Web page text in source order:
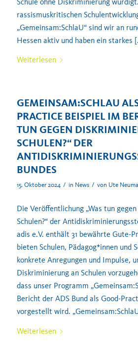
rassismuskritischen
„Gemeinsam:SchlaU“ sind wir an
Hessen aktiv und haben ein starkes
Weiterlesen
GEMEINSAM:SCHLAU
PRACTICE BEISPIEL IM
TUN GEGEN
SCHULEN?“ DER
BUNDES
15. Oktober 2024 / in News / von Ute
Die Veröffentlichung „Was tun
Schulen?“ der
adis e.V. enthält 31 bewährte Gute-
bieten Schulen, Pädagog*innen und
konkrete Anregungen und Impulse,
Diskriminierung an Schulen
dass unser Programm
Bericht der ADS Bund als Good-
vorgestellt wird.
Weiterlesen